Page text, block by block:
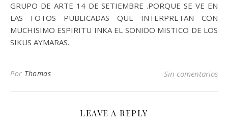
GRUPO DE ARTE 14 DE SETIEMBRE .PORQUE SE VE EN
LAS FOTOS PUBLICADAS QUE INTERPRETAN CON
MUCHISIMO ESPIRITU INKA EL SONIDO MISTICO DE LOS
SIKUS AYMARAS.
Por Thomas Sin comentarios
LEAVE A REPLY